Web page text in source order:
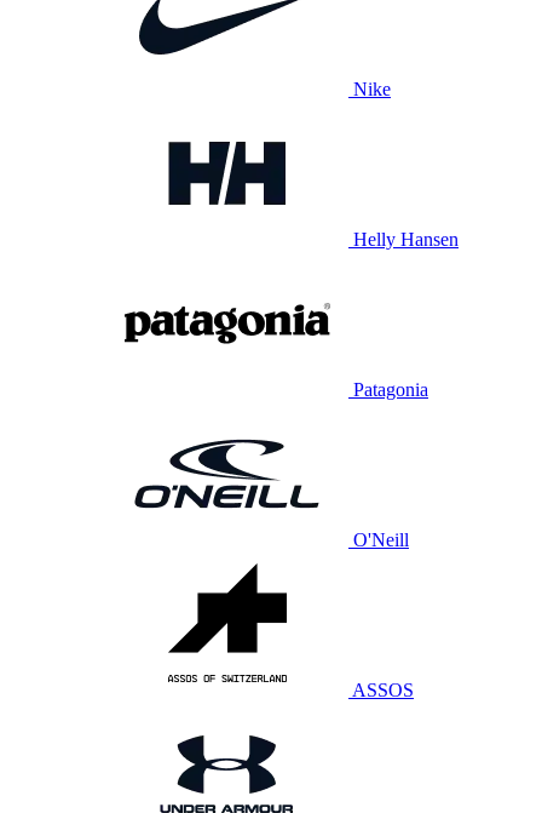
Nike
Helly Hansen
Patagonia
O'Neill
ASSOS